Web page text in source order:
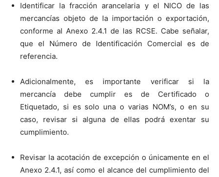
Identificar la fracción arancelaria y el NICO de las
mercancías objeto de la importación o exportación,
conforme al Anexo 2.4.1 de las RCSE. Cabe señalar,
que el Número de Identificación Comercial es de
referencia.
Adicionalmente, es importante verificar si la
mercancía debe cumplir es de Certificado o
Etiquetado, si es solo una o varias NOM’s, o en su
caso, revisar si alguna de ellas podrá exentar su
cumplimiento.
Revisar la acotación de excepción o únicamente en el
Anexo 2.4.1, así como el alcance del cumplimiento del